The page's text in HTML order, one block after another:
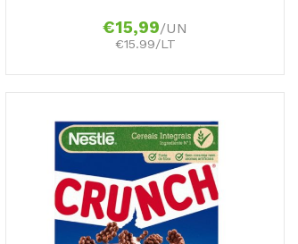
€15,99/UN
€15.99/LT